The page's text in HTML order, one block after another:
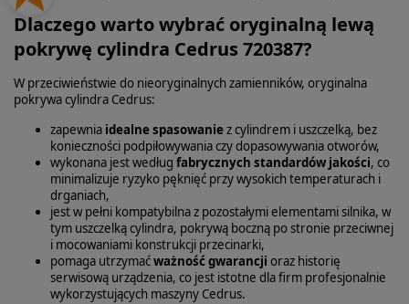
Dlaczego warto wybrać oryginalną lewą
pokrywę cylindra Cedrus 720387?
W przeciwieństwie do nieoryginalnych zamienników, oryginalna
pokrywa cylindra Cedrus:
zapewnia idealne spasowaniez cylindrem i uszczelką, bez
konieczności podpiłowywania czy dopasowywania otworów,
wykonana jest według fabrycznych standardów jakości, co
minimalizuje ryzyko pęknięć przy wysokich temperaturach i
drganiach,
jest w pełni kompatybilna z pozostałymi elementami silnika, w
tym uszczelką cylindra, pokrywą boczną po stronie przeciwnej
i mocowaniami konstrukcji przecinarki,
pomaga utrzymaćważność gwarancji oraz historię
serwisową urządzenia, co jest istotne dla firm profesjonalnie
wykorzystujących maszyny Cedrus.